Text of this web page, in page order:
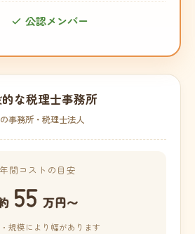
公認メンバー
な税理士事務所
事務所・税理士法人
年間コストの目安
55 万円〜
規模により幅があります